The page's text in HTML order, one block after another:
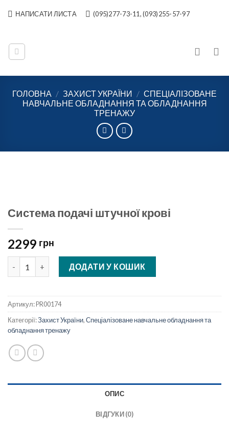
НАПИСАТИ ЛИСТА (095)277-73-11, (093)255-57-97
ГОЛОВНА / ЗАХИСТ УКРАЇНИ / СПЕЦІАЛІЗОВАНЕ
НАВЧАЛЬНЕ ОБЛАДНАННЯ ТА ОБЛАДНАННЯ
ТРЕНАЖУ
Система подачі штучної крові
2299 грн
Система подачі штучної крові кількість
ДОДАТИ У КОШИК
Артикул:PR00174
Категорії:Захист України,Спеціалізоване навчальне обладнання та
обладнання тренажу
ОПИС
ВІДГУКИ (0)